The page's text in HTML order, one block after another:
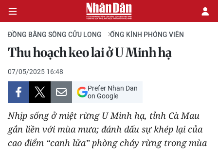
CHÍNH TRỊ
KINH TẾ
VĂN HÓA
XÃ HỘI
ĐỒNG BẰNG SÔNG CỬU LONG ỐNG KÍNH PHÓNG VIÊN
Thu hoạch keo lai ở U Minh hạ
07/05/2025 16:48
Prefer Nhan Dan
on Google
Nhịp sống ở miệt rừng U Minh hạ, tỉnh Cà Mau
gắn liền với mùa mưa; đánh dấu sự khép lại của
cao điểm “canh lửa” phòng cháy rừng trong mùa